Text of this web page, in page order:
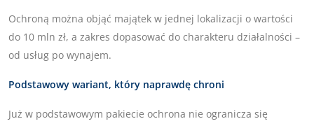
Ochroną można objąć majątek w jednej lokalizacji o wartości
do 10 mln zł, a zakres dopasować do charakteru działalności –
od usług po wynajem.
Podstawowy wariant, który naprawdę chroni
Już w podstawowym pakiecie ochrona nie ogranicza się